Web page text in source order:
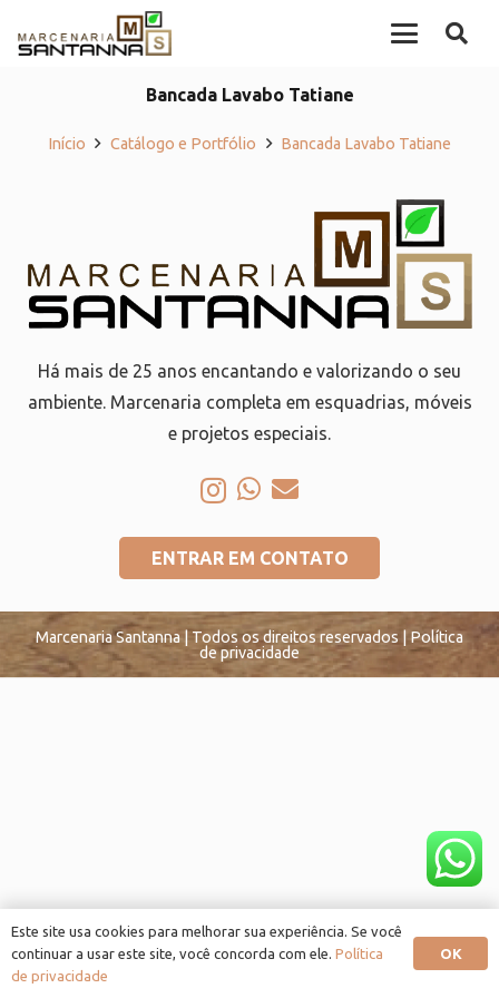
Bancada Lavabo Tatiane
Início Catálogo e Portfólio Bancada Lavabo Tatiane
Há mais de 25 anos encantando e valorizando o seu
ambiente. Marcenaria completa em esquadrias, móveis
e projetos especiais.
ENTRAR EM CONTATO
Marcenaria Santanna | Todos os direitos reservados | Política
de privacidade
Este site usa cookies para melhorar sua experiência. Se você
continuar a usar este site, você concorda com ele. Política
de privacidade
OK